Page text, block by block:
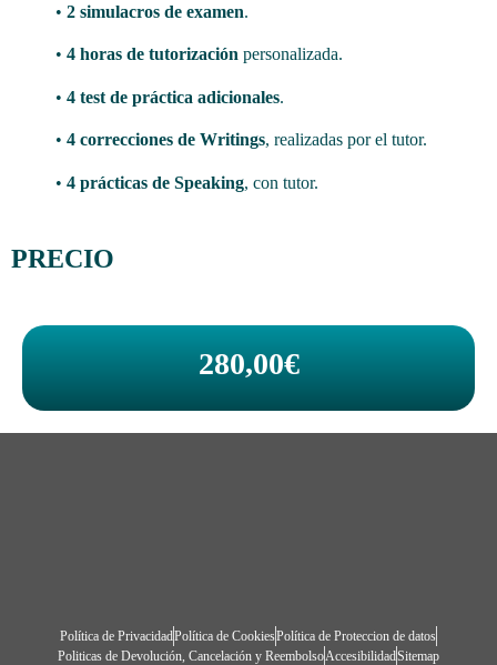
• 2 simulacros de examen.
• 4 horas de tutorización personalizada.
• 4 test de práctica adicionales.
• 4 correcciones de Writings, realizadas por el tutor.
• 4 prácticas de Speaking, con tutor.
PRECIO
280,00€
Política de PrivacidadPolítica de CookiesPolítica de Proteccion de datos
Politicas de Devolución, Cancelación y ReembolsoAccesibilidadSitemap